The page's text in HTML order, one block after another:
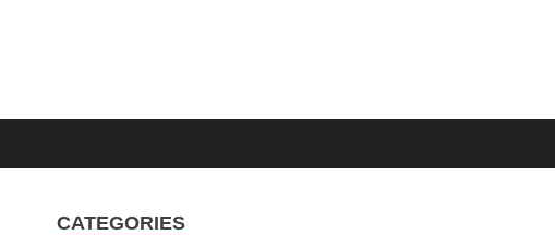
CATEGORIES